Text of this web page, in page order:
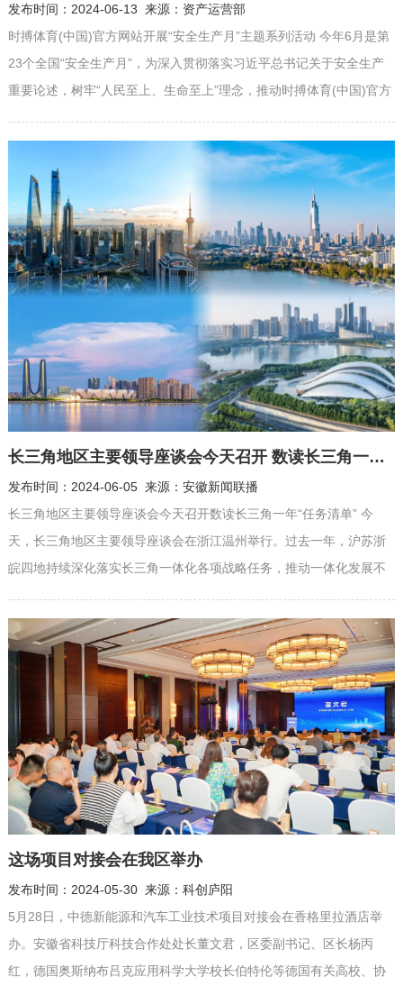
发布时间：2024-06-13 来源：资产运营部
时搏体育(中国)官方网站开展“安全生产月”主题系列活动 今年6月是第
23个全国“安全生产月”，为深入贯彻落实习近平总书记关于安全生产
重要论述，树牢“人民至上、生命至上”理念，推动时搏体育(中国)官方
网站负责人吴锋带领检查组一行前往308巷环城德必易园项目工地现
场，重点检查施工现场的安全设施、施工人员的安全防护措施以及工
程材料质量等内容。 ...
长三角地区主要领导座谈会今天召开 数读长三角一年“任务清单”
发布时间：2024-06-05 来源：安徽新闻联播
长三角地区主要领导座谈会今天召开数读长三角一年“任务清单” 今
天，长三角地区主要领导座谈会在浙江温州举行。过去一年，沪苏浙
皖四地持续深化落实长三角一体化各项战略任务，推动一体化发展不
增长5.7%，占全国比重24.4%。长三角地区“万亿之城”达到9个，占全
国比重超过三分之一。 科技创新共同...
这场项目对接会在我区举办
发布时间：2024-05-30 来源：科创庐阳
5月28日，中德新能源和汽车工业技术项目对接会在香格里拉酒店举
办。安徽省科技厅科技合作处处长董文君，区委副书记、区长杨丙
红，德国奥斯纳布吕克应用科学大学校长伯特伦等德国有关高校、协